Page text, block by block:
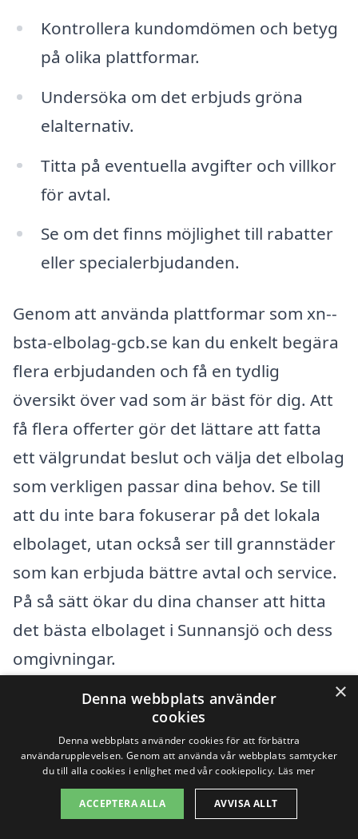
Kontrollera kundomdömen och betyg
på olika plattformar.
Undersöka om det erbjuds gröna
elalternativ.
Titta på eventuella avgifter och villkor
för avtal.
Se om det finns möjlighet till rabatter
eller specialerbjudanden.
Genom att använda plattformar som xn--
bsta-elbolag-gcb.se kan du enkelt begära
flera erbjudanden och få en tydlig
översikt över vad som är bäst för dig. Att
få flera offerter gör det lättare att fatta
ett välgrundat beslut och välja det elbolag
som verkligen passar dina behov. Se till
att du inte bara fokuserar på det lokala
elbolaget, utan också ser till grannstäder
som kan erbjuda bättre avtal och service.
På så sätt ökar du dina chanser att hitta
det bästa elbolaget i Sunnansjö och dess
omgivningar.
Innehållsförteckning gömma
Att välja bästa elbolag i Sunnansjö kan vara ett smart
val av flera skäl
×
Denna webbplats använder
cookies
Denna webbplats använder cookies för att förbättra
användarupplevelsen. Genom att använda vår webbplats samtycker
du till alla cookies i enlighet med vår cookiepolicy. Läs mer
ACCEPTERA ALLA AVVISA ALLT